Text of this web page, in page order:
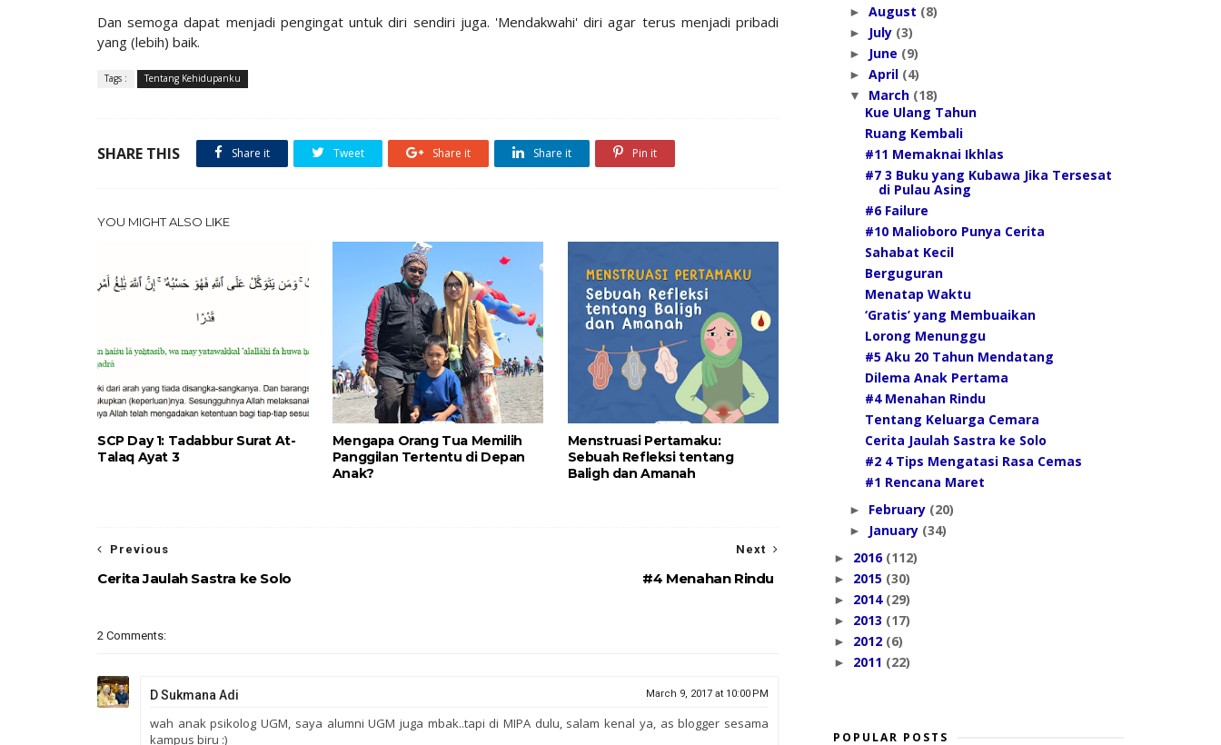
Dan semoga dapat menjadi pengingat untuk diri sendiri juga. 'Mendakwahi' diri agar terus menjadi pribadi
yang (lebih) baik.
Tags : Tentang Kehidupanku
SHARE THIS Share it Tweet Share it Share it Pin it
YOU MIGHT ALSO LIKE
SCP Day 1: Tadabbur Surat At-
Talaq Ayat 3
Mengapa Orang Tua Memilih
Panggilan Tertentu di Depan
Anak?
Menstruasi Pertamaku:
Sebuah Refleksi tentang
Baligh dan Amanah
Next
#4 Menahan Rindu
Previous
Cerita Jaulah Sastra ke Solo
2 Comments:
D Sukmana Adi March 9, 2017 at 10:00 PM
wah anak psikolog UGM, saya alumni UGM juga mbak..tapi di MIPA dulu, salam kenal ya, as blogger sesama
kampus biru :)
► August (8)
► July (3)
► June (9)
► April (4)
▼ March (18)
Kue Ulang Tahun
Ruang Kembali
#11 Memaknai Ikhlas
#7 3 Buku yang Kubawa Jika Tersesat
di Pulau Asing
#6 Failure
#10 Malioboro Punya Cerita
Sahabat Kecil
Berguguran
Menatap Waktu
‘Gratis’ yang Membuaikan
Lorong Menunggu
#5 Aku 20 Tahun Mendatang
Dilema Anak Pertama
#4 Menahan Rindu
Tentang Keluarga Cemara
Cerita Jaulah Sastra ke Solo
#2 4 Tips Mengatasi Rasa Cemas
#1 Rencana Maret
► February (20)
► January (34)
► 2016 (112)
► 2015 (30)
► 2014 (29)
► 2013 (17)
► 2012 (6)
► 2011 (22)
POPULAR POSTS